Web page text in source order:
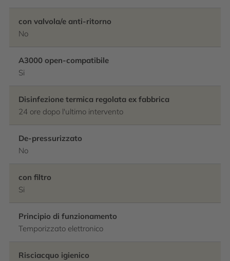
con valvola/e anti-ritorno
No
A3000 open-compatibile
Si
Disinfezione termica regolata ex fabbrica
24 ore dopo l'ultimo intervento
De-pressurizzato
No
con filtro
Si
Principio di funzionamento
Temporizzato elettronico
Risciacquo igienico